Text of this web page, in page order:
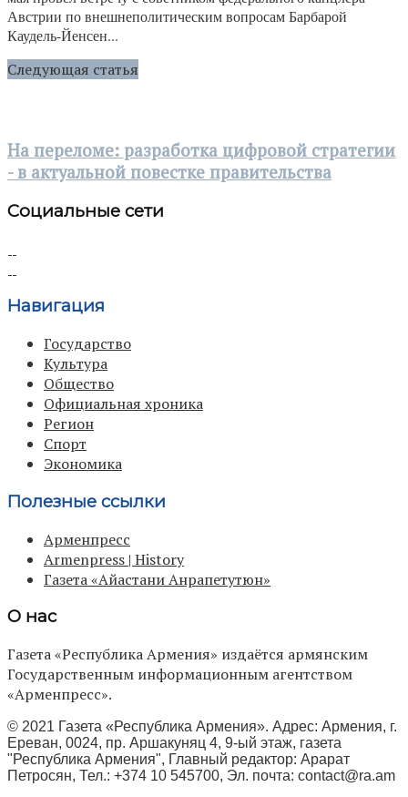
Австрии по внешнеполитическим вопросам Барбарой
Каудель-Йенсен...
Следующая статья
На переломе: разработка цифровой стратегии
- в актуальной повестке правительства
Социальные сети
Навигация
Государство
Культура
Общество
Официальная хроника
Регион
Спорт
Экономика
Полезные ссылки
Арменпресс
Armenpress | History
Газета «Айастани Анрапетутюн»
О нас
Газета «Республика Армения» издаётся армянским
Государственным информационным агентством
«Арменпресс».
© 2021 Газета «Республика Армения». Адрес: Армения, г.
Ереван, 0024, пр. Аршакуняц 4, 9-ый этаж, газета
"Республика Армения", Главный редактор: Арарат
Петросян, Тел.: +374 10 545700, Эл. почта: contact@ra.am